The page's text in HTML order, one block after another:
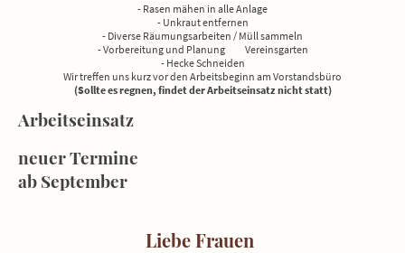
- Rasen mähen in alle Anlage
- Unkraut entfernen
- Diverse Räumungsarbeiten / Müll sammeln
- Vorbereitung und Planung Vereinsgarten
- Hecke Schneiden
Wir treffen uns kurz vor den Arbeitsbeginn am Vorstandsbüro
(Sollte es regnen, findet der Arbeitseinsatz nicht statt)
Arbeitseinsatz
neuer Termine
ab September
Liebe Frauen